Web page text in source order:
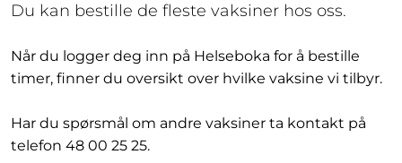
Du kan bestille de fleste vaksiner hos oss.
Når du logger deg inn på Helseboka for å bestille
timer, finner du oversikt over hvilke vaksine vi tilbyr.
Har du spørsmål om andre vaksiner ta kontakt på
telefon 48 00 25 25.